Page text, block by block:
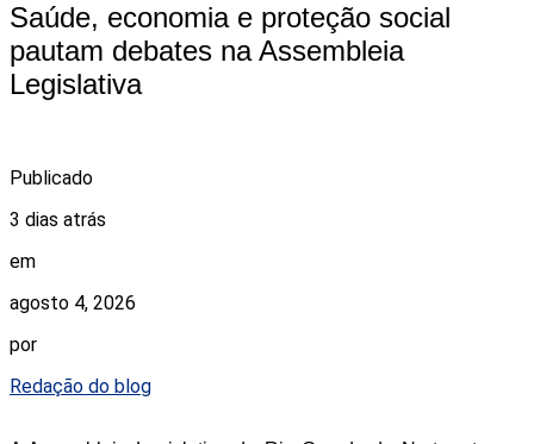
Saúde, economia e proteção social
pautam debates na Assembleia
Legislativa
Publicado
3 dias atrás
em
agosto 4, 2026
por
Redação do blog